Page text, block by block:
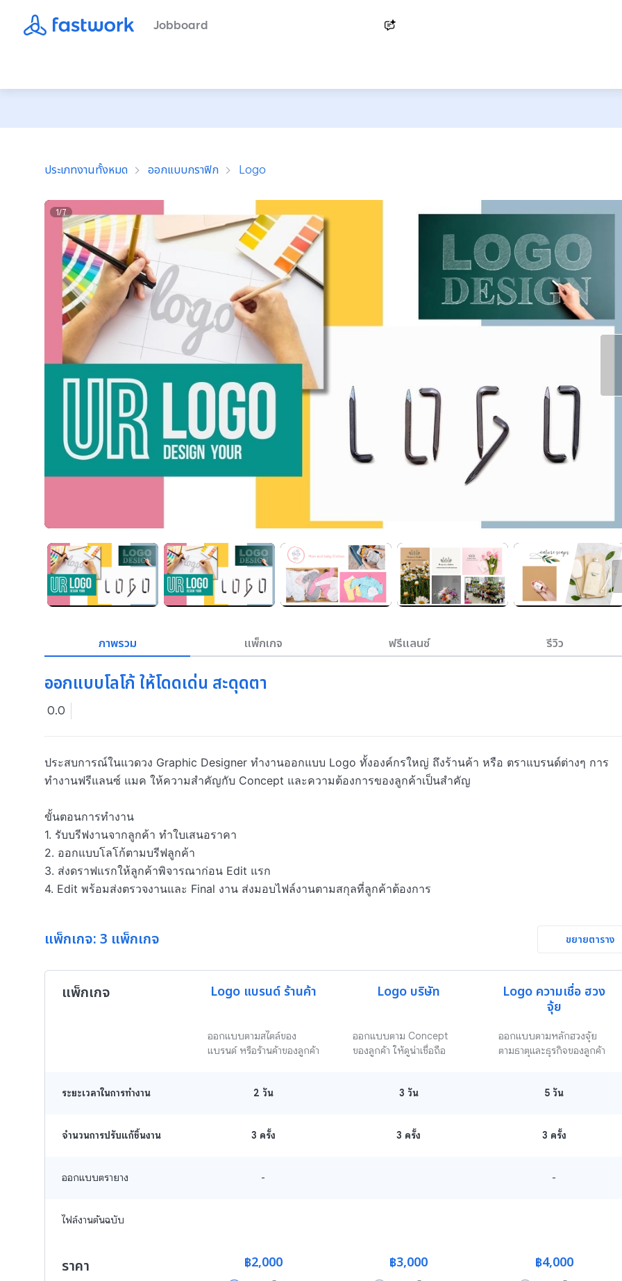
Jobboard
ประเภทงานทั้งหมด ออกแบบกราฟิก Logo
1/7
ภาพรวม แพ็กเกจ ฟรีแลนซ์ รีวิว
ออกแบบโลโก้ ให้โดดเด่น สะดุดตา
0.0
ประสบการณ์ในแวดวง Graphic Designer ทำงานออกแบบ Logo ทั้งองค์กรใหญ่ ถึงร้านค้า หรือ ตราแบรนด์ต่างๆ การ
ทำงานฟรีแลนซ์ แมค ให้ความสำคัญกับ Concept และความต้องการของลูกค้าเป็นสำคัญ
ขั้นตอนการทำงาน
1. รับบรีฟงานจากลูกค้า ทำใบเสนอราคา
2. ออกแบบโลโก้ตามบรีฟลูกค้า
3. ส่งดราฟแรกให้ลูกค้าพิจารณาก่อน Edit แรก
4. Edit พร้อมส่งตรวจงานและ Final งาน ส่งมอบไฟล์งานตามสกุลที่ลูกค้าต้องการ
แพ็กเกจ: 3 แพ็กเกจ ขยายตาราง
แพ็กเกจ Logo แบรนด์ ร้านค้า Logo บริษัท
Logo ความเชื่อ ฮวง
จุ้ย
ออกแบบตามสไตล์ของ
แบรนด์ หรือร้านค้าของลูกค้า
ออกแบบตาม Concept
ของลูกค้า ให้ดูน่าเชื่อถือ
ออกแบบตามหลักฮวงจุ้ย
ตามธาตุและธุรกิจของลูกค้า
ระยะเวลาในการทำงาน 2 วัน 3 วัน 5 วัน
จำนวนการปรับแก้ชิ้นงาน 3 ครั้ง 3 ครั้ง 3 ครั้ง
ออกแบบตรายาง - -
ไฟล์งานต้นฉบับ
ราคา ฿2,000 ฿3,000 ฿4,000